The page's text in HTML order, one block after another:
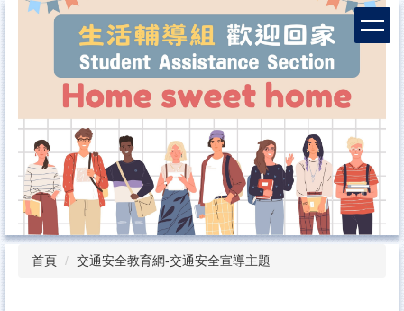
區
首頁 交通安全教育網-交通安全宣導主題